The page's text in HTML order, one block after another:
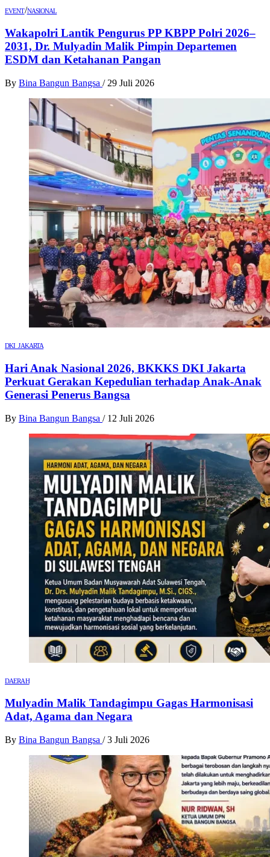
EVENT/NASIONAL
Wakapolri Lantik Pengurus PP KBPP Polri 2026–
2031, Dr. Mulyadin Malik Pimpin Departemen
ESDM dan Ketahanan Pangan
By Bina Bangun Bangsa / 29 Juli 2026
DKI JAKARTA
Hari Anak Nasional 2026, BKKKS DKI Jakarta
Perkuat Gerakan Kepedulian terhadap Anak-Anak
Generasi Penerus Bangsa
By Bina Bangun Bangsa / 12 Juli 2026
DAERAH
Mulyadin Malik Tandagimpu Gagas Harmonisasi
Adat, Agama dan Negara
By Bina Bangun Bangsa / 3 Juli 2026